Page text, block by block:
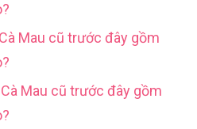
Mau cũ trước đây gồm
Mau cũ trước đây gồm